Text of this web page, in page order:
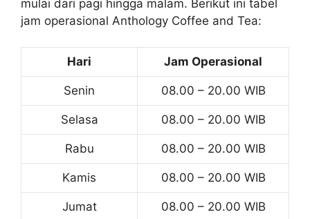
mulai dari pagi hingga malam. Berikut ini tabel
jam operasional Anthology Coffee and Tea:
Hari Jam Operasional
Senin 08.00 – 20.00 WIB
Selasa 08.00 – 20.00 WIB
Rabu 08.00 – 20.00 WIB
Kamis 08.00 – 20.00 WIB
Jumat 08.00 – 20.00 WIB